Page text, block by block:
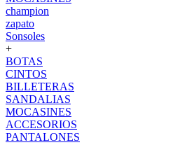
champion
zapato
Sonsoles
+
BOTAS
CINTOS
BILLETERAS
SANDALIAS
MOCASINES
ACCESORIOS
PANTALONES